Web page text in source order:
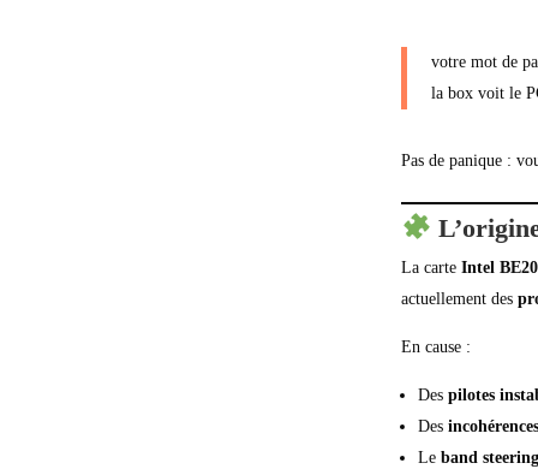
votre mot de
la box voit le
Pas de panique :
La carteIntel
actuellement des
En cause :
Despilotes
Des
Leband